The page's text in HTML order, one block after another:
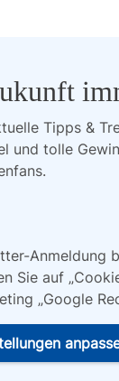
Tipps &
und tolle
Anmeldung
Sie auf
„Google